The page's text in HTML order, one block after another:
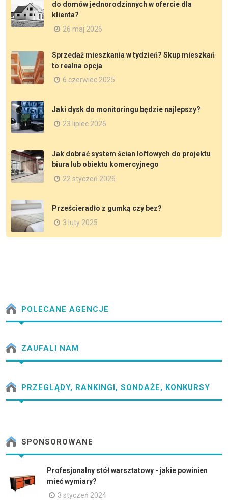
do domów jednorodzinnych w ofercie dla
klienta?
26 maj 2026
Sprzedaż mieszkania w tydzień? Skup mieszkań
to realna opcja
6 czerwiec 2025
Jaki dysk do monitoringu będzie najlepszy?
23 lipiec 2026
Jak dobrać system ścian loftowych do projektu
biura lub obiektu komercyjnego
22 styczeń 2026
Prześcieradło z gumką czy bez?
3 luty 2025
POLECANE AGENCJE
ZAUFALI NAM
PRZEGLĄDY, RANKINGI, SONDAŻE, KONKURSY
SPONSOROWANE
Profesjonalny stół warsztatowy - jakie powinien
mieć wymiary?
3 styczeń 2024